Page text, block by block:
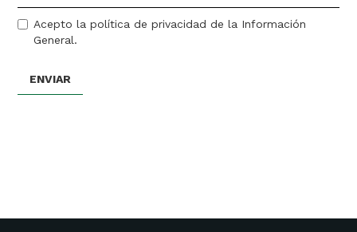
Acepto la política de privacidad de la Información
General.